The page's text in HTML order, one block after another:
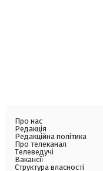
Про нас
Редакція
Редакційна політика
Про телеканал
Телеведучі
Вакансії
Структура власності